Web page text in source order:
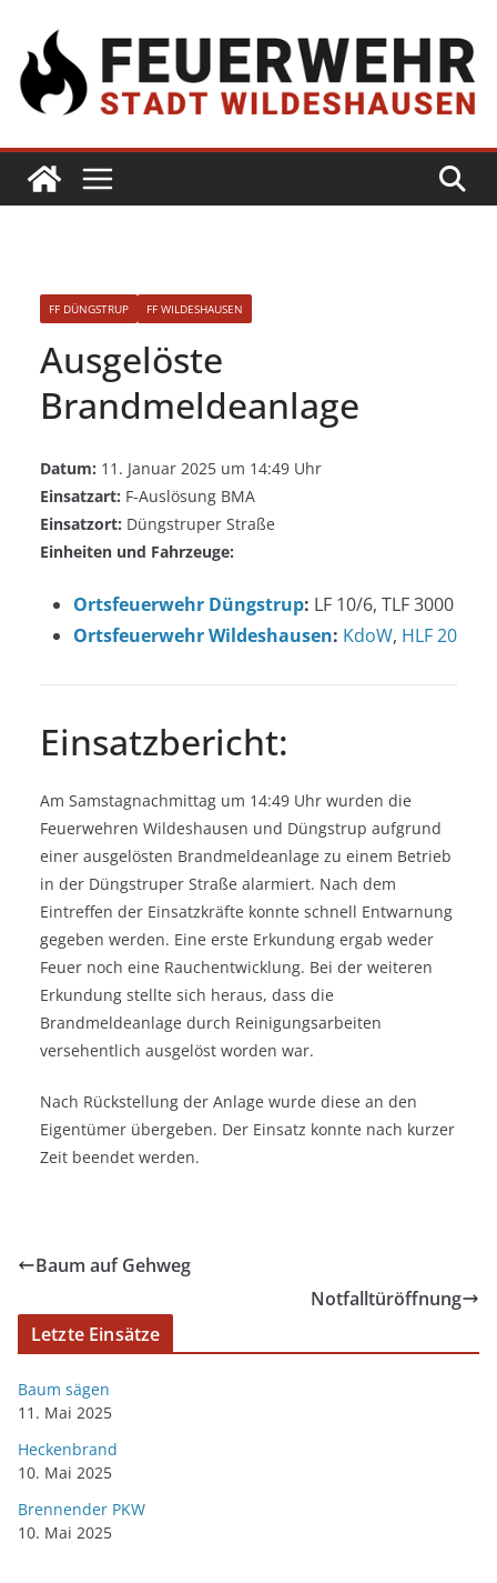
FF DÜNGSTRUP FF WILDESHAUSEN
Ausgelöste
Brandmeldeanlage
Datum: 11. Januar 2025 um 14:49 Uhr
Einsatzart: F-Auslösung BMA
Einsatzort: Düngstruper Straße
Einheiten und Fahrzeuge:
Ortsfeuerwehr Düngstrup: LF 10/6, TLF 3000
Ortsfeuerwehr Wildeshausen: KdoW, HLF 20
Einsatzbericht:
Am Samstagnachmittag um 14:49 Uhr wurden die
Feuerwehren Wildeshausen und Düngstrup aufgrund
einer ausgelösten Brandmeldeanlage zu einem Betrieb
in der Düngstruper Straße alarmiert. Nach dem
Eintreffen der Einsatzkräfte konnte schnell Entwarnung
gegeben werden. Eine erste Erkundung ergab weder
Feuer noch eine Rauchentwicklung. Bei der weiteren
Erkundung stellte sich heraus, dass die
Brandmeldeanlage durch Reinigungsarbeiten
versehentlich ausgelöst worden war.
Nach Rückstellung der Anlage wurde diese an den
Eigentümer übergeben. Der Einsatz konnte nach kurzer
Zeit beendet werden.
Baum auf Gehweg
Notfalltüröffnung
Letzte Einsätze
Baum sägen
11. Mai 2025
Heckenbrand
10. Mai 2025
Brennender PKW
10. Mai 2025